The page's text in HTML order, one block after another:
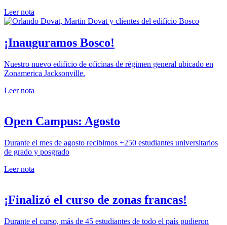
Leer nota
¡Inauguramos Bosco!
Nuestro nuevo edificio de oficinas de régimen general ubicado en
Zonamerica Jacksonville.
Leer nota
Open Campus: Agosto
Durante el mes de agosto recibimos +250 estudiantes universitarios
de grado y posgrado
Leer nota
¡Finalizó el curso de zonas francas!
Durante el curso, más de 45 estudiantes de todo el país pudieron